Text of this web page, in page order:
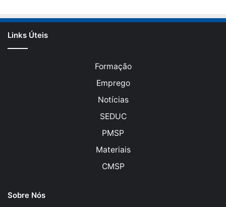
Links Úteis
Formação
Emprego
Notícias
SEDUC
PMSP
Materiais
CMSP
Sobre Nós